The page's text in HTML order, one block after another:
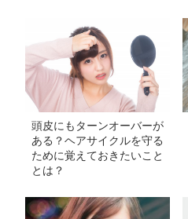
頭皮にもターンオーバーが
ある？ヘアサイクルを守る
ために覚えておきたいこと
とは？